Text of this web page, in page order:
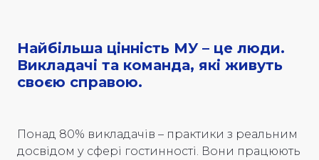
Найбільша цінність МУ – це люди.
Викладачі та команда, які живуть
своєю справою.
Понад 80% викладачів – практики з реальним
досвідом у сфері гостинності. Вони працюють